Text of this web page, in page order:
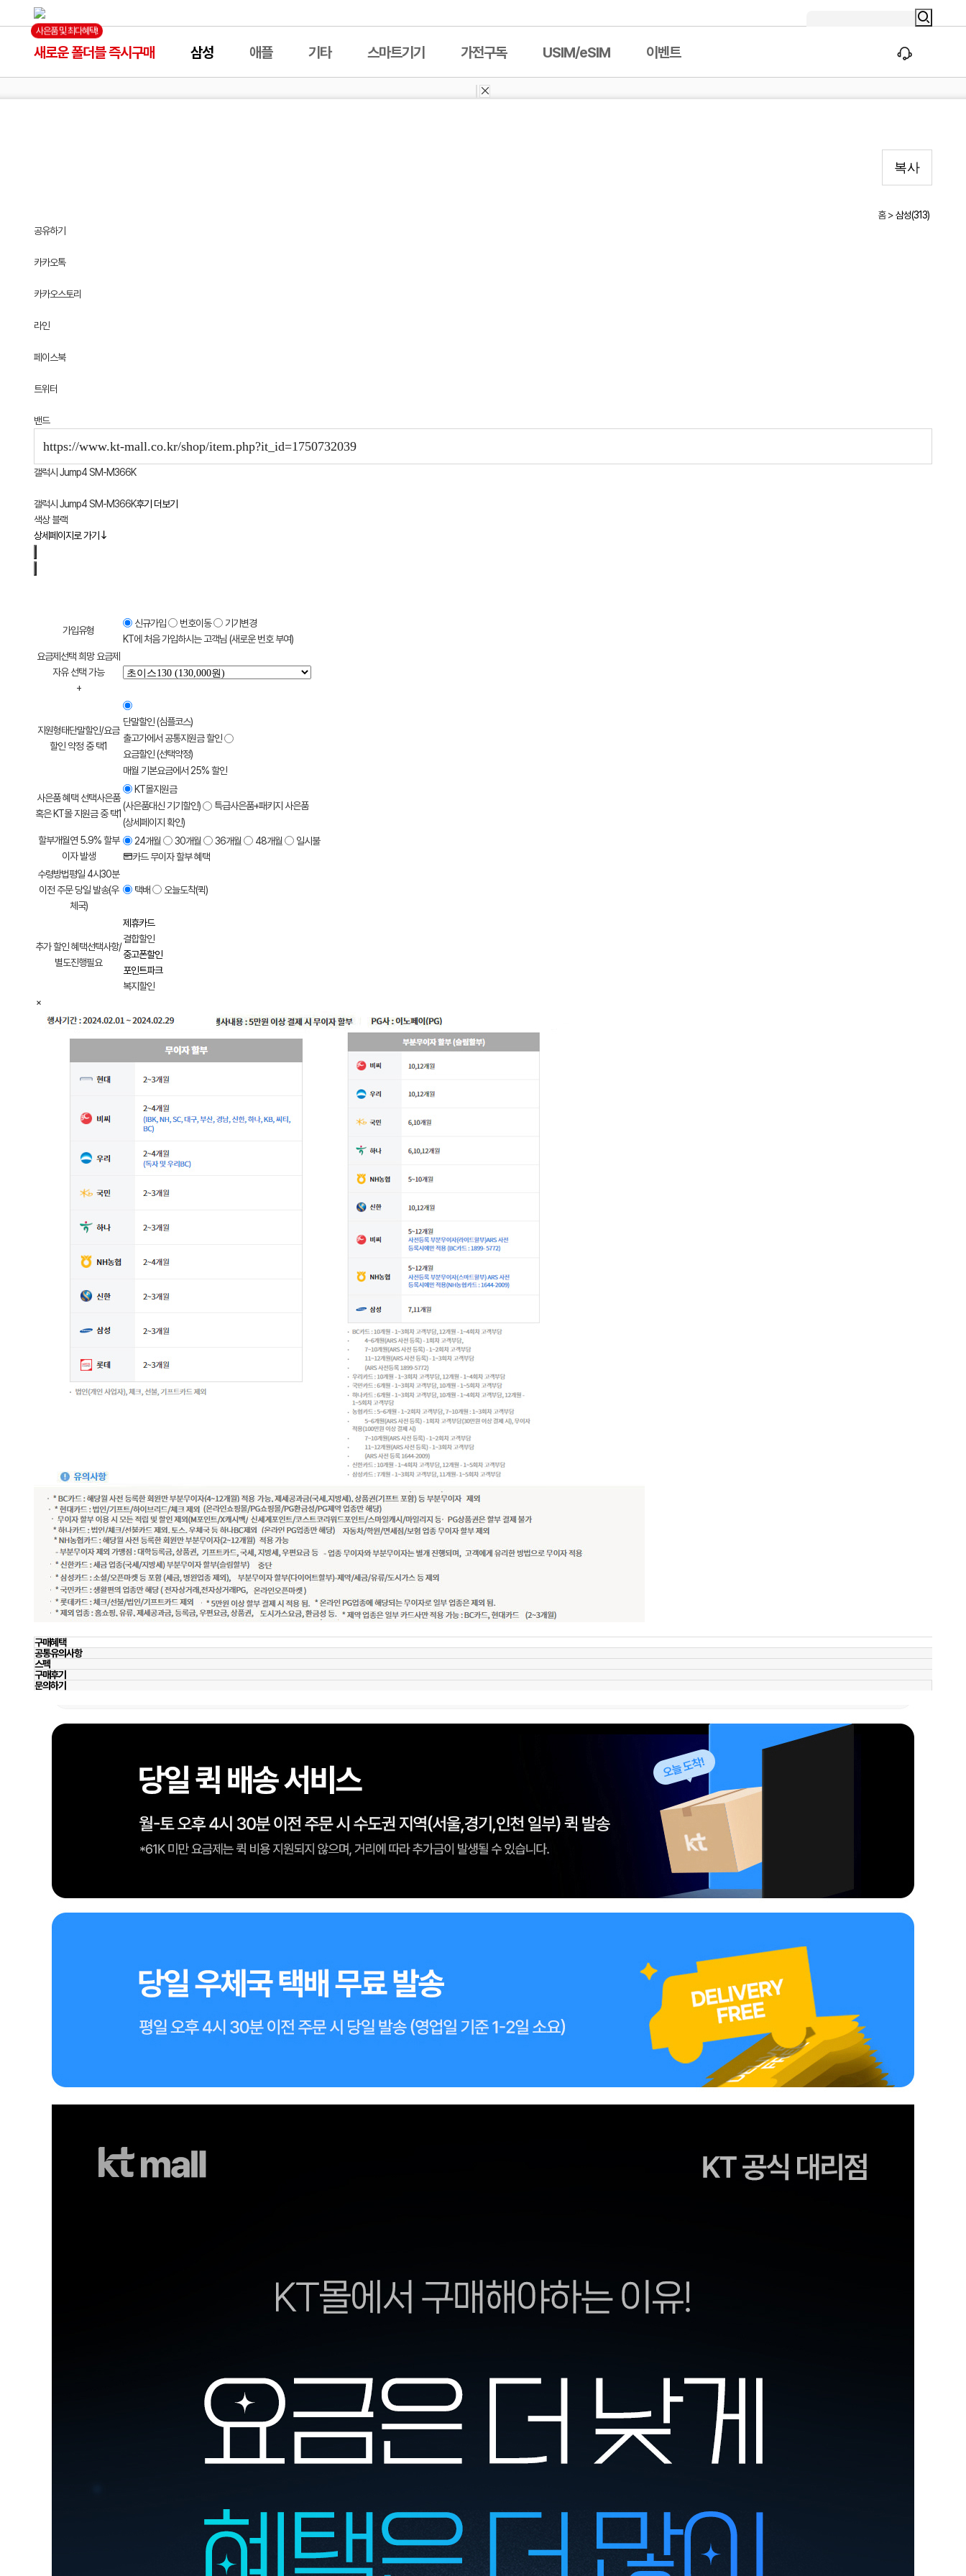
새로운 폴더블 즉시구매
사은품 및 최다혜택!
삼성 애플 기타 스마트기기 가전구독 USIM/eSIM 이벤트
삼성 애플 기타 스마트기기 가전구독
홈 >삼성(313)
공유하기
카카오톡
카카오스토리
라인
페이스북
트위터
밴드
복사
갤럭시 Jump4 SM-M366K
갤럭시 Jump4 SM-M366K후기 더보기
색상블랙
상세페이지로 가기
가입유형
신규가입 번호이동
기기변경
KT에 처음 가입하시는 고객님 (새로운 번호 부여)
요금제선택희망 요금제
자유 선택 가능
+
지원형태단말할인/요금
할인 약정 중 택1
단말할인 (심플코스)
출고가에서 공통지원금 할인
요금할인 (선택약정)
매월 기본요금에서 25% 할인
사은품 혜택 선택사은품
혹은 KT몰 지원금 중 택1
KT몰지원금
(사은품대신 기기할인)
특급사은품+패키지 사은품
(상세페이지 확인)
할부개월연 5.9% 할부
이자 발생
24개월 30개월 36개월 48개월
일시불
카드 무이자 할부 혜택
수령방법평일 4시30분
이전 주문 당일 발송(우
체국)
택배 오늘도착(퀵)
추가 할인 혜택선택사항/
별도진행필요
제휴카드
결합할인
중고폰할인
포인트파크
복지할인
구매혜택
공통유의사항
스펙
구매후기
문의하기